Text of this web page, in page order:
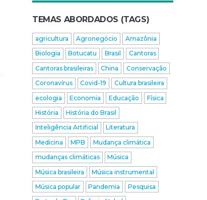
TEMAS ABORDADOS (TAGS)
agricultura Agronegócio
Amazônia
Biologia
Botucatu Brasil
Cantoras
Cantoras brasileiras
China
Conservação
Coronavírus
Covid-19
Cultura brasileira
ecologia
Economia Educação
Física
História
História do Brasil
Inteligência Artificial
Literatura
Medicina
MPB
Mudança climática
mudanças climáticas
Música
Música brasileira
Música instrumental
Música popular
Pandemia
Pesquisa